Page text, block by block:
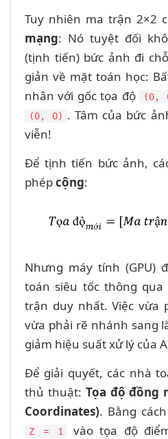
Tuy nhiên ma trận 2×2
mạng: Nó tuyệt đối
(tịnh tiến) bức ảnh đi
giản về mặt toán học:
nhân với gốc tọa độ
(0,
(0, 0) . Tâm của bức
viễn!
Để tịnh tiến bức ảnh,
phépcộng:
Nhưng máy tính (GPU)
toán siêu tốc thông qua
trận duy nhất. Việc vừa
vừa phải rẽ nhánh sang
giảm hiệu suất xử lý của
Để giải quyết, các nhà
thủ thuật: Tọa độ đồng
Coordinates). Bằng
Z = 1
vào tọa độ